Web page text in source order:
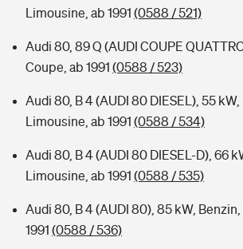
Limousine, ab 1991 (0588 / 521)
Audi 80, 89 Q (AUDI COUPE
Coupe, ab 1991 (0588 / 523)
Audi 80, B 4 (AUDI 80 DIESEL), 55 kW,
Limousine, ab 1991 (0588 / 534)
Audi 80, B 4 (AUDI 80 DIESEL-D), 66
Limousine, ab 1991 (0588 / 535)
Audi 80, B 4 (AUDI 80), 85 kW,
1991 (0588 / 536)